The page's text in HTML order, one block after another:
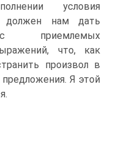
условия
должен нам дать
приемлемых
что, как
произвол в
Я этой